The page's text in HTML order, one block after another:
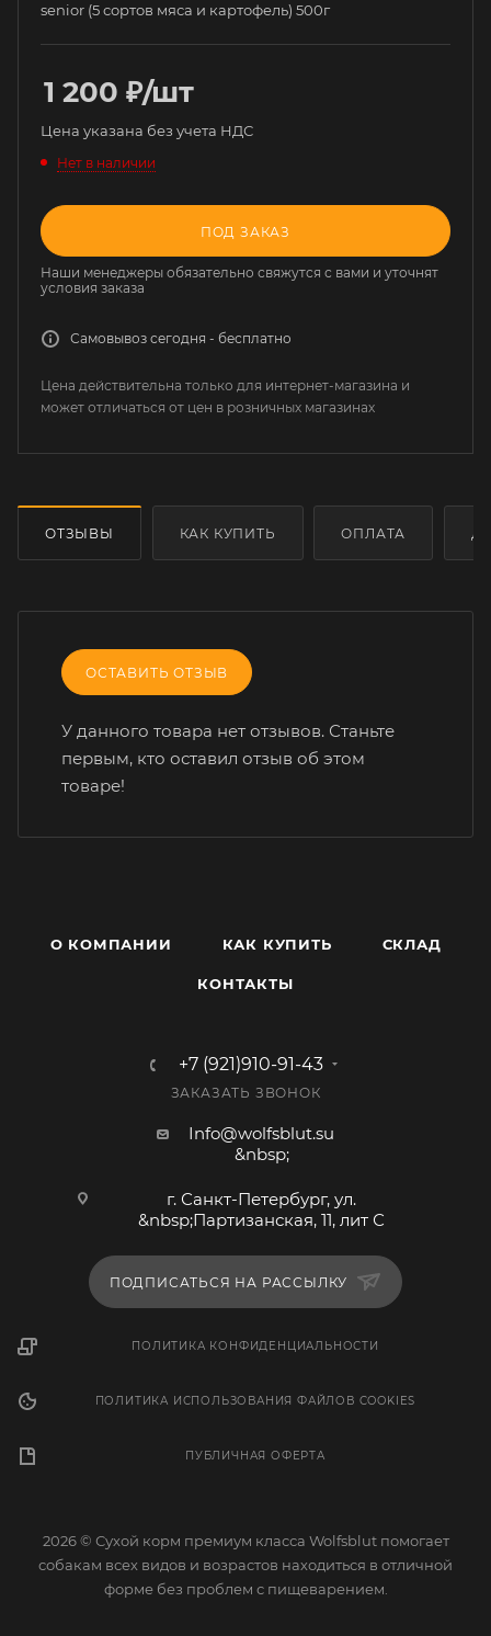
senior (5 сортов мяса и картофель) 500г
1 200 ₽/шт
Цена указана без учета НДС
Нет в наличии
ПОД ЗАКАЗ
Наши менеджеры обязательно свяжутся с вами и уточнят
условия заказа
Самовывоз сегодня - бесплатно
Цена действительна только для интернет-магазина и
может отличаться от цен в розничных магазинах
ОТЗЫВЫ КАК КУПИТЬ ОПЛАТА
ОСТАВИТЬ ОТЗЫВ
У данного товара нет отзывов. Станьте
первым, кто оставил отзыв об этом
товаре!
О КОМПАНИИ КАК КУПИТЬ СКЛАД
КОНТАКТЫ
+7 (921)910-91-43
ЗАКАЗАТЬ ЗВОНОК
Info@wolfsblut.su
&nbsp;
г. Санкт-Петербург, ул.
&nbsp;Партизанская, 11, лит С
ПОДПИСАТЬСЯ НА РАССЫЛКУ
ПОЛИТИКА КОНФИДЕНЦИАЛЬНОСТИ
ПОЛИТИКА ИСПОЛЬЗОВАНИЯ ФАЙЛОВ COOKIES
ПУБЛИЧНАЯ ОФЕРТА
2026 © Сухой корм премиум класса Wolfsblut помогает
собакам всех видов и возрастов находиться в отличной
форме без проблем с пищеварением.